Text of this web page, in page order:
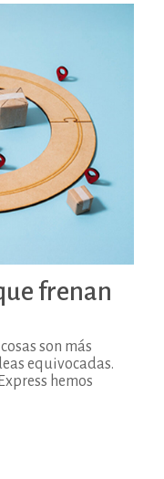
frenan
son más
equivocadas.
hemos